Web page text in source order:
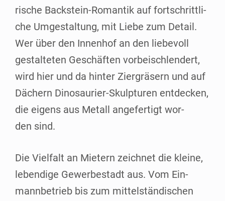
ri­sche Back­stein-Roman­­tik auf fort­schritt­li­
che Umge­stal­tung, mit Lie­be zum Detail.
Wer über den Innen­hof an den lie­be­voll
gestal­te­ten Geschäf­ten vor­bei­schlen­dert,
wird hier und da hin­ter Zier­grä­sern und auf
Dächern Dino­­sau­ri­er-Skul­p­­tu­­ren ent­de­cken,
die eigens aus Metall ange­fer­tigt wor­
den sind.
Die Viel­falt an Mie­tern zeich­net die klei­ne,
leben­di­ge Gewer­be­stadt aus. Vom Ein­
mann­be­trieb bis zum mit­tel­stän­di­schen